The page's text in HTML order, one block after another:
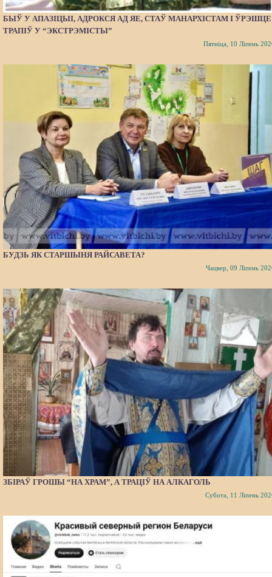
БЫЎ У АПАЗІЦЫІ, АДРОКСЯ АД ЯЕ, СТАЎ МАНАРХІСТАМ І ЎРЭШЦЕ
ТРАПІЎ У “ЭКСТРЭМІСТЫ”
Пятніца, 10 Ліпень
БУДЗЬ ЯК СТАРШЫНЯ РАЙСАВЕТА?
Чацвер, 09 Ліпень
ЗБІРАЎ ГРОШЫ “НА ХРАМ”, А ТРАЦІЎ НА АЛКАГОЛЬ
Субота, 11 Ліпень